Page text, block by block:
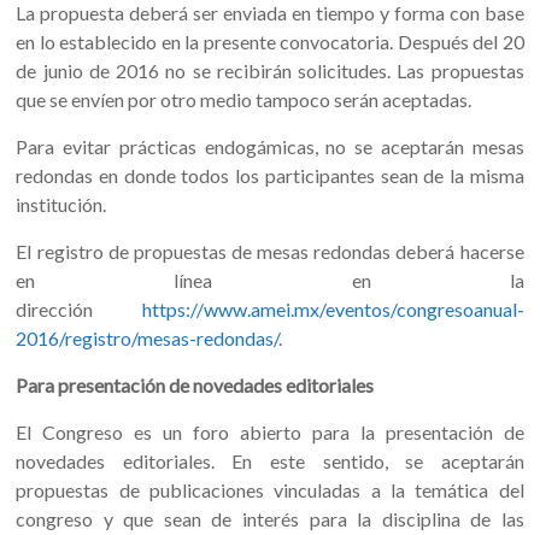
La propuesta deberá ser enviada en tiempo y forma con base
en lo establecido en la presente convocatoria. Después del 20
de junio de 2016 no se recibirán solicitudes. Las propuestas
que se envíen por otro medio tampoco serán aceptadas.
Para evitar prácticas endogámicas, no se aceptarán mesas
redondas en donde todos los participantes sean de la misma
institución.
El registro de propuestas de mesas redondas deberá hacerse
en línea en la
dirección https://www.amei.mx/eventos/congresoanual-
2016/registro/mesas-redondas/.
Para presentación de novedades editoriales
El Congreso es un foro abierto para la presentación de
novedades editoriales. En este sentido, se aceptarán
propuestas de publicaciones vinculadas a la temática del
congreso y que sean de interés para la disciplina de las